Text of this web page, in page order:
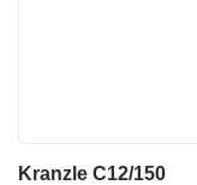
Kranzle C12/150